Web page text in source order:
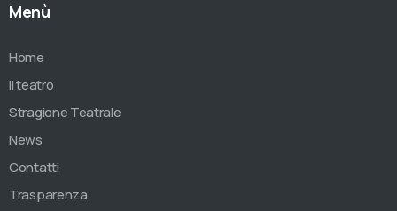
Menù
Home
Il teatro
Stragione Teatrale
News
Contatti
Trasparenza